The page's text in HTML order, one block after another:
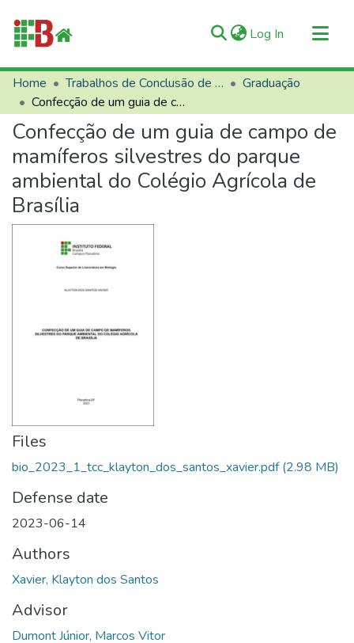
Log In (current)
Communities & Collections
All of RIIFB
Manuals and Terms
Statistics
About RIIFB
Help
Home Trabalhos de Conclusão de Curso (TCCs)
Graduação
Confecção de um guia de campo de mamíferos silvestres do parque ambiental do Colégio Agrícola de Brasília
Confecção de um guia de campo de
mamíferos silvestres do parque
ambiental do Colégio Agrícola de
Brasília
Files
bio_2023_1_tcc_klayton_dos_santos_xavier.pdf(2.98 MB)
Defense date
2023-06-14
Authors
Xavier, Klayton dos Santos
Advisor
Dumont Júnior, Marcos Vitor